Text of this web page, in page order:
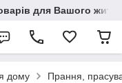
для Вашого
дому Прання,